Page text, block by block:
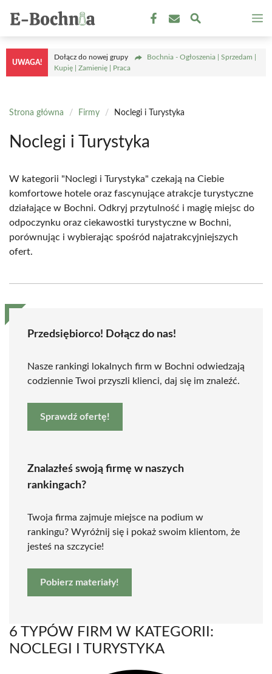
treści
UWAGA!
Dołącz do nowej grupy
Bochnia - Ogłoszenia | Sprzedam |
Kupię | Zamienię | Praca
Strona główna / Firmy / Noclegi i Turystyka
Noclegi i Turystyka
W kategorii "Noclegi i Turystyka" czekają na Ciebie
komfortowe hotele oraz fascynujące atrakcje turystyczne
działające w Bochni. Odkryj przytulność i magię miejsc do
odpoczynku oraz ciekawostki turystyczne w Bochni,
porównując i wybierając spośród najatrakcyjniejszych
ofert.
Przedsiębiorco! Dołącz do nas!
Nasze rankingi lokalnych firm w Bochni odwiedzają
codziennie Twoi przyszli klienci, daj się im znaleźć.
Sprawdź ofertę!
Znalazłeś swoją firmę w naszych
rankingach?
Twoja firma zajmuje miejsce na podium w
rankingu? Wyróżnij się i pokaż swoim klientom, że
jesteś na szczycie!
Pobierz materiały!
6 TYPÓW FIRM W KATEGORII:
NOCLEGI I TURYSTYKA